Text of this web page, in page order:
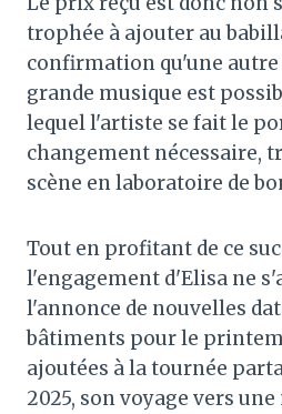
trophée à ajouter au
confirmation qu'une autre
grande musique est
lequel l'artiste se fait le
changement nécessaire,
scène en laboratoire de
Tout en profitant de ce
l'engagement d'Elisa ne
l'annonce de nouvelles
bâtiments pour le
ajoutées à la tournée
2025, son voyage vers